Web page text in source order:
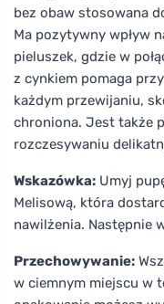
bez obaw stosowana
Ma pozytywny wpływ
pieluszek, gdzie w
z cynkiem pomaga
każdym przewijaniu,
chroniona. Jest także
rozczesywaniu
Wskazówka: Umyj
Melisową, która
nawilżenia. Następnie
Przechowywanie:
w ciemnym miejscu w